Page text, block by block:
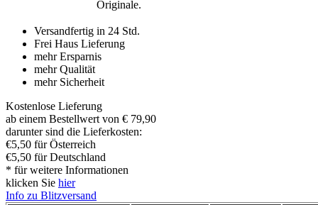
Originale.
Versandfertig in 24 Std.
Frei Haus Lieferung
mehr Ersparnis
mehr Qualität
mehr Sicherheit
Kostenlose Lieferung
ab einem Bestellwert von € 79,90
darunter sind die Lieferkosten:
€5,50 für Österreich
€5,50 für Deutschland
* für weitere Informationen
klicken Sie hier
Info zu Blitzversand